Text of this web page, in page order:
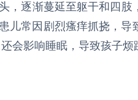
，逐渐蔓延至躯干和四
儿常因剧烈瘙痒抓挠，导
会影响睡眠，导致孩子烦